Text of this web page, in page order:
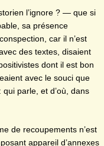
l’ignore ? — que si
sa présence
car il n’est
des textes, disaient
dont il est bon
avec le souci que
parle, et d’où, dans
de recoupements n’est
appareil d’annexes